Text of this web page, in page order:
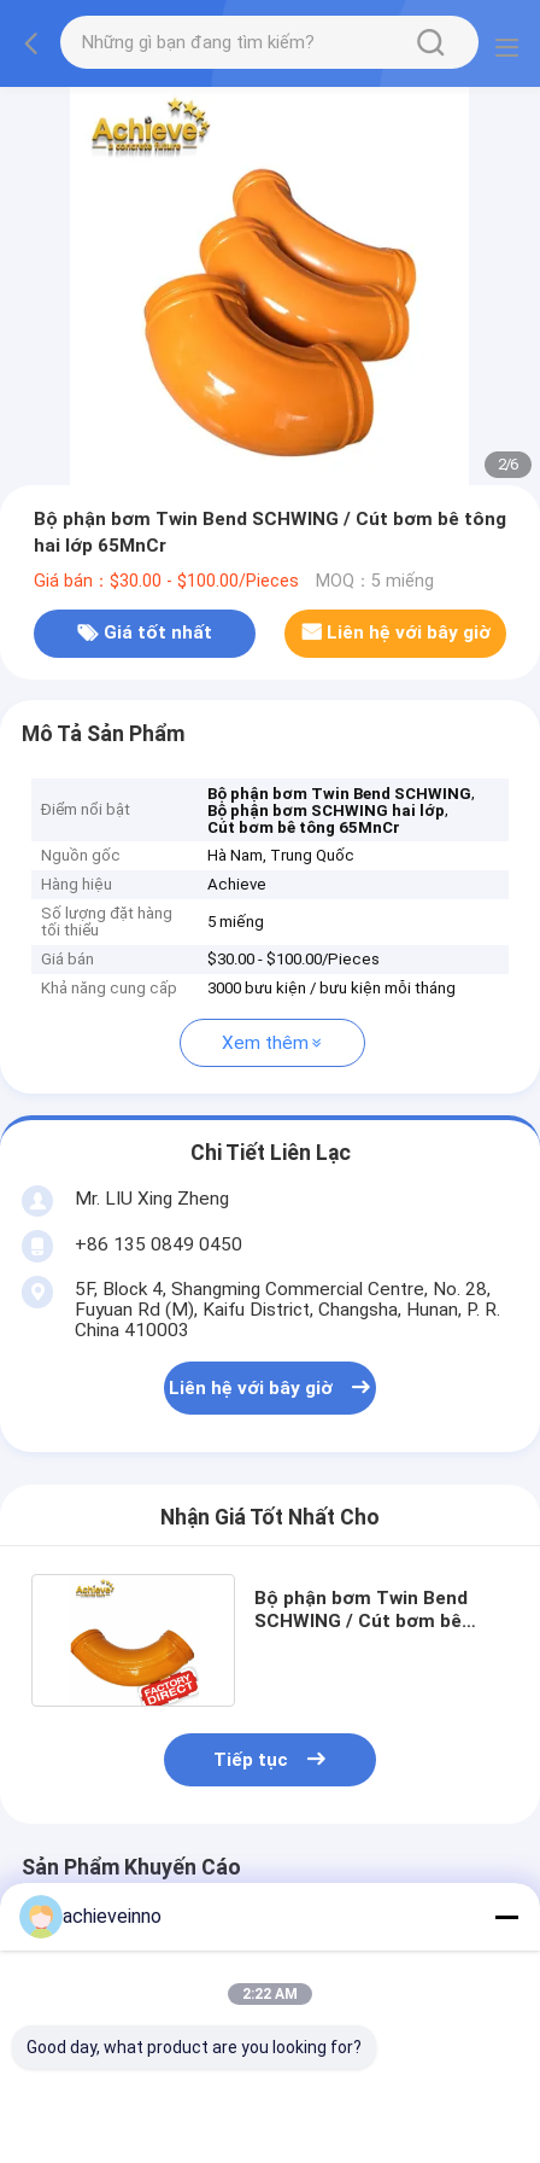
2/6
Bộ phận bơm Twin Bend SCHWING / Cút bơm bê tông
hai lớp 65MnCr
Giá bán：$30.00 - $100.00/Pieces MOQ：5 miếng
Giá tốt nhất Liên hệ với bây giờ
Mô Tả Sản Phẩm
Điểm nổi bật
Bộ phận bơm Twin Bend SCHWING,
Bộ phận bơm SCHWING hai lớp,
Cút bơm bê tông 65MnCr
Nguồn gốc
Hà Nam, Trung Quốc
Hàng hiệu
Achieve
Số lượng đặt hàng
tối thiểu
5 miếng
Giá bán
$30.00 - $100.00/Pieces
Khả năng cung cấp
3000 bưu kiện / bưu kiện mỗi tháng
Xem thêm
Chi Tiết Liên Lạc
Mr. LIU Xing Zheng
+86 135 0849 0450
5F, Block 4, Shangming Commercial Centre, No. 28,
Fuyuan Rd (M), Kaifu District, Changsha, Hunan, P. R.
China 410003
Liên hệ với bây giờ
Nhận Giá Tốt Nhất Cho
Bộ phận bơm Twin Bend
SCHWING / Cút bơm bê
Tiếp tục
Sản Phẩm Khuyến Cáo
achieveinno
2:22 AM
Good day, what product are you looking for?